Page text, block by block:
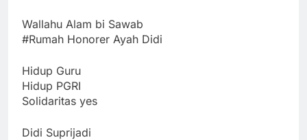
Wallahu Alam bi Sawab
#Rumah Honorer Ayah Didi
Hidup Guru
Hidup PGRI
Solidaritas yes
Didi Suprijadi